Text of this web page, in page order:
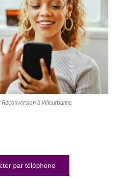
à Villeurbanne
par téléphone